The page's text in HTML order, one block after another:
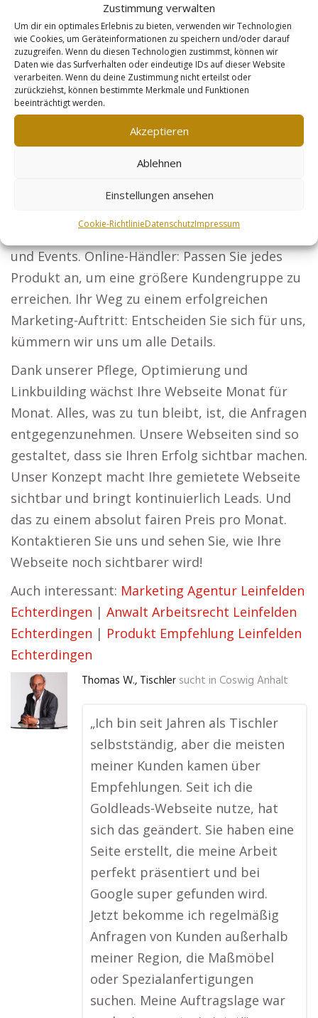
Zustimmung verwalten
Um dir ein optimales Erlebnis zu bieten, verwenden wir Technologien
wie Cookies, um Geräteinformationen zu speichern und/oder darauf
zuzugreifen. Wenn du diesen Technologien zustimmst, können wir
Daten wie das Surfverhalten oder eindeutige IDs auf dieser Website
verarbeiten. Wenn du deine Zustimmung nicht erteilst oder
zurückziehst, können bestimmte Merkmale und Funktionen
beeinträchtigt werden.
Akzeptieren
Ablehnen
Einstellungen ansehen
Cookie-RichtlinieDatenschutzImpressum
Wie unsere Lösung Kunden zum Erfolg führt.
Unsere Webseiten eignen sich speziell für
Firmen, die eine große Zielgruppe erreichen
möchten, darunter: Rechtsanwälte: Steigern Sie
Ihre Präsenz und erreichen Sie Mandanten in
ganz Deutschland. Architekten: Mit kreativen
Entwürfen gewinnen Sie neue Bauherren.
Steuerberater: Erreichen Sie Unternehmen und
Privatpersonen mit Ihren steuerlichen Services.
führende Lösung für Schutz bei Unternehmen
und Events. Online-Händler: Passen Sie jedes
Produkt an, um eine größere Kundengruppe zu
erreichen. Ihr Weg zu einem erfolgreichen
Marketing-Auftritt: Entscheiden Sie sich für uns,
kümmern wir uns um alle Details.
Dank unserer Pflege, Optimierung und
Linkbuilding wächst Ihre Webseite Monat für
Monat. Alles, was zu tun bleibt, ist, die Anfragen
entgegenzunehmen. Unsere Webseiten sind so
gestaltet, dass sie Ihren Erfolg sichtbar machen.
Unser Konzept macht Ihre gemietete Webseite
sichtbar und bringt kontinuierlich Leads. Und
das zu einem absolut fairen Preis pro Monat.
Kontaktieren Sie uns und sehen Sie, wie Ihre
Webseite noch sichtbarer wird!
Auch interessant: Marketing Agentur Leinfelden
Echterdingen | Anwalt Arbeitsrecht Leinfelden
Echterdingen | Produkt Empfehlung Leinfelden
Echterdingen
Thomas W., Tischler sucht in Coswig Anhalt
„Ich bin seit Jahren als Tischler
selbstständig, aber die meisten
meiner Kunden kamen über
Empfehlungen. Seit ich die
Goldleads-Webseite nutze, hat
sich das geändert. Sie haben eine
Seite erstellt, die meine Arbeit
perfekt präsentiert und bei
Google super gefunden wird.
Jetzt bekomme ich regelmäßig
Anfragen von Kunden außerhalb
meiner Region, die Maßmöbel
oder Spezialanfertigungen
suchen. Meine Auftragslage war